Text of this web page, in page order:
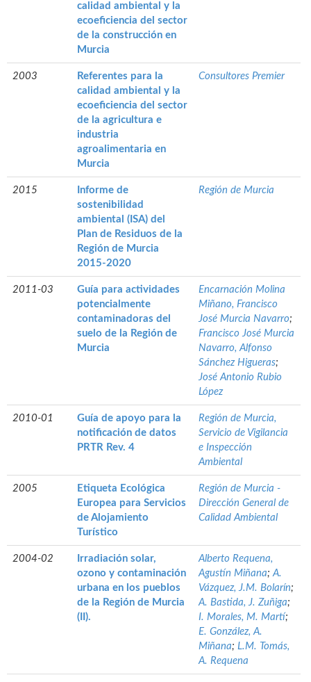
calidad ambiental y la
ecoeficiencia del sector
de la construcción en
Murcia
2003
Referentes para la
calidad ambiental y la
ecoeficiencia del sector
de la agricultura e
industria
agroalimentaria en
Murcia
Consultores Premier
2015
Informe de
sostenibilidad
ambiental (ISA) del
Plan de Residuos de la
Región de Murcia
2015-2020
Región de Murcia
2011-03
Guía para actividades
potencialmente
contaminadoras del
suelo de la Región de
Murcia
Encarnación Molina
Miñano, Francisco
José Murcia Navarro;
Francisco José Murcia
Navarro, Alfonso
Sánchez Higueras;
José Antonio Rubio
López
2010-01
Guía de apoyo para la
notificación de datos
PRTR Rev. 4
Región de Murcia,
Servicio de Vigilancia
e Inspección
Ambiental
2005
Etiqueta Ecológica
Europea para Servicios
de Alojamiento
Turístico
Región de Murcia -
Dirección General de
Calidad Ambiental
2004-02
Irradiación solar,
ozono y contaminación
urbana en los pueblos
de la Región de Murcia
(II).
Alberto Requena,
Agustín Miñana;A.
Vázquez, J.M. Bolarín;
A. Bastida, J. Zuñiga;
I. Morales, M. Martí;
E. González, A.
Miñana; L.M. Tomás,
A. Requena